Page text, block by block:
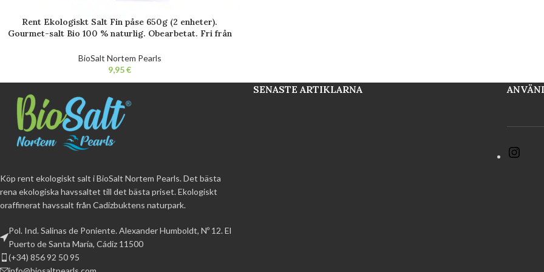
Rent Ekologiskt Salt Fin påse 650g (2 enheter).
Gourmet-salt Bio 100 % naturlig. Obearbetat. Fri från
BioSalt Nortem Pearls
€
Köp rent ekologiskt salt i BioSalt Nortem Pearls. Det bästa
rena ekologiska havssaltet till det bästa priset. Ekologiskt
oraffinerat havssalt från Cadizbuktens naturpark.
Pol. Ind. Salinas de Poniente. Alexander Humboldt, Nº 12. El
Puerto de Santa María, Cádiz 11500
(+34) 856 92 50 95
SENASTE ARTIKLARNA